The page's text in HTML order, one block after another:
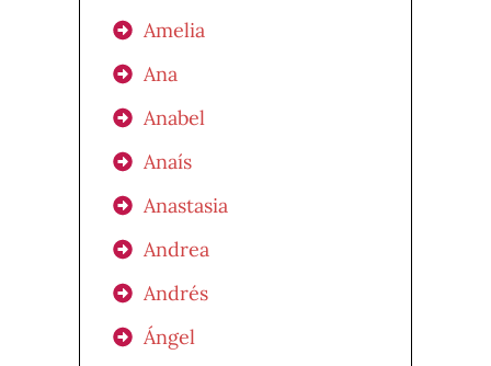
Amelia
Ana
Anabel
Anaís
Anastasia
Andrea
Andrés
Ángel